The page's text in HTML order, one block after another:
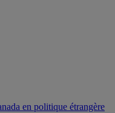
en politique étrangère